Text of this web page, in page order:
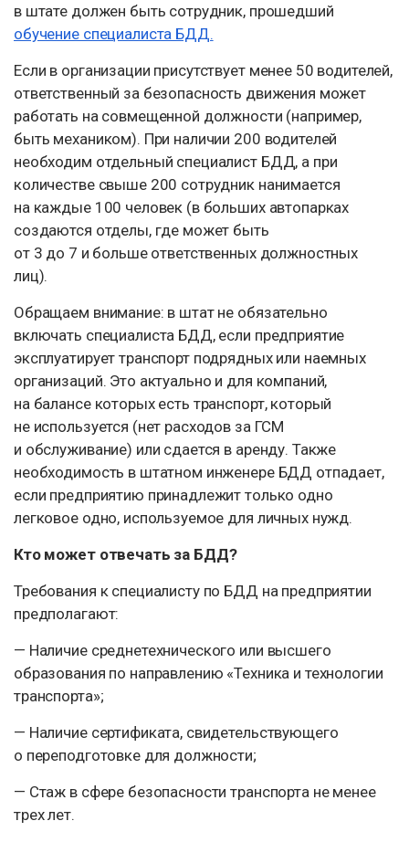
в штате должен быть сотрудник, прошедший
обучение специалиста БДД.
Если в организации присутствует менее 50 водителей,
ответственный за безопасность движения может
работать на совмещенной должности (например,
быть механиком). При наличии 200 водителей
необходим отдельный специалист БДД, а при
количестве свыше 200 сотрудник нанимается
на каждые 100 человек (в больших автопарках
создаются отделы, где может быть
от 3 до 7 и больше ответственных должностных
лиц).
Обращаем внимание: в штат не обязательно
включать специалиста БДД, если предприятие
эксплуатирует транспорт подрядных или наемных
организаций. Это актуально и для компаний,
на балансе которых есть транспорт, который
не используется (нет расходов за ГСМ
и обслуживание) или сдается в аренду. Также
необходимость в штатном инженере БДД отпадает,
если предприятию принадлежит только одно
легковое одно, используемое для личных нужд.
Кто может отвечать за БДД?
Требования к специалисту по БДД на предприятии
предполагают:
— Наличие среднетехнического или высшего
образования по направлению «Техника и технологии
транспорта»;
— Наличие сертификата, свидетельствующего
о переподготовке для должности;
— Стаж в сфере безопасности транспорта не менее
трех лет.